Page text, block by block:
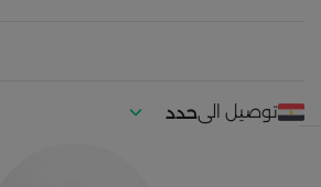
توصيل الىحدد